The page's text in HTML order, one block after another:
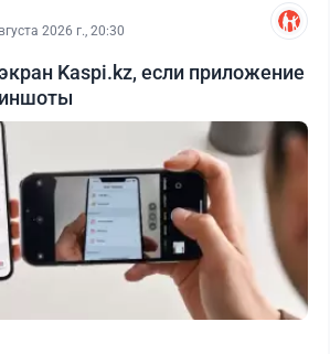
2026 г., 20:30
Kaspi.kz, если приложение